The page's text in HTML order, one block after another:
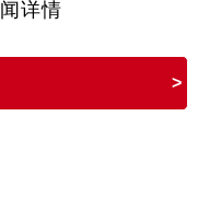
详情
>